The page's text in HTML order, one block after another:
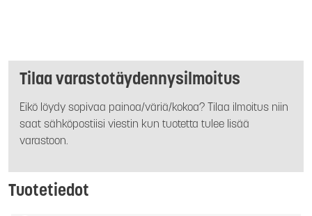
Tilaa varastotäydennysilmoitus
Eikö löydy sopivaa painoa/väriä/kokoa? Tilaa ilmoitus niin
saat sähköpostiisi viestin kun tuotetta tulee lisää
varastoon.
Tuotetiedot